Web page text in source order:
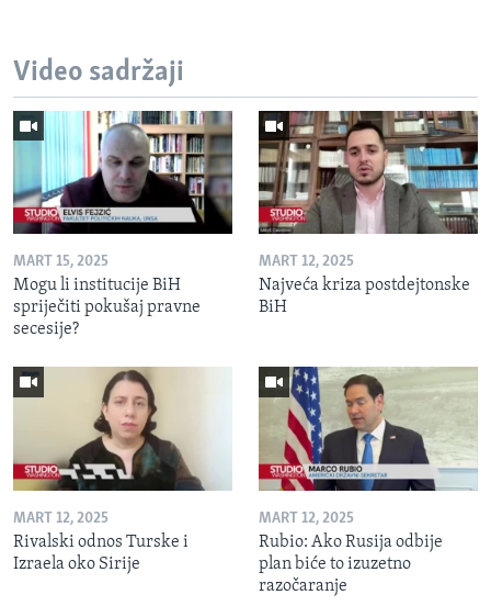
Video sadržaji
MART 15, 2025
Mogu li institucije BiH
spriječiti pokušaj pravne
secesije?
MART 12, 2025
Najveća kriza postdejtonske
BiH
MART 12, 2025
Rivalski odnos Turske i
Izraela oko Sirije
MART 12, 2025
Rubio: Ako Rusija odbije
plan biće to izuzetno
razočaranje